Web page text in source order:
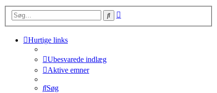
Søg
Hurtige links
Ubesvarede indlæg
Aktive emner
Søg